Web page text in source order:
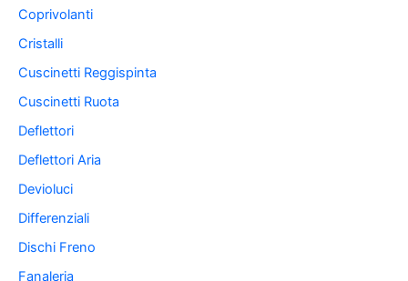
Coprivolanti
Cristalli
Cuscinetti Reggispinta
Cuscinetti Ruota
Deflettori
Deflettori Aria
Devioluci
Differenziali
Dischi Freno
Fanaleria